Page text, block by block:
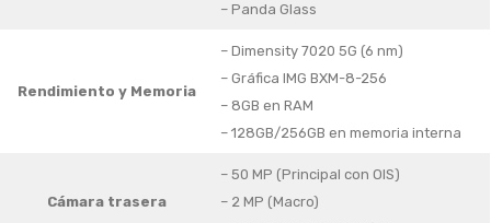
– Panda Glass
Rendimiento y Memoria
– Dimensity 7020 5G (6 nm)
– Gráfica IMG BXM-8-256
– 8GB en RAM
– 128GB/256GB en memoria interna
Cámara trasera
– 50 MP (Principal con OIS)
– 2 MP (Macro)